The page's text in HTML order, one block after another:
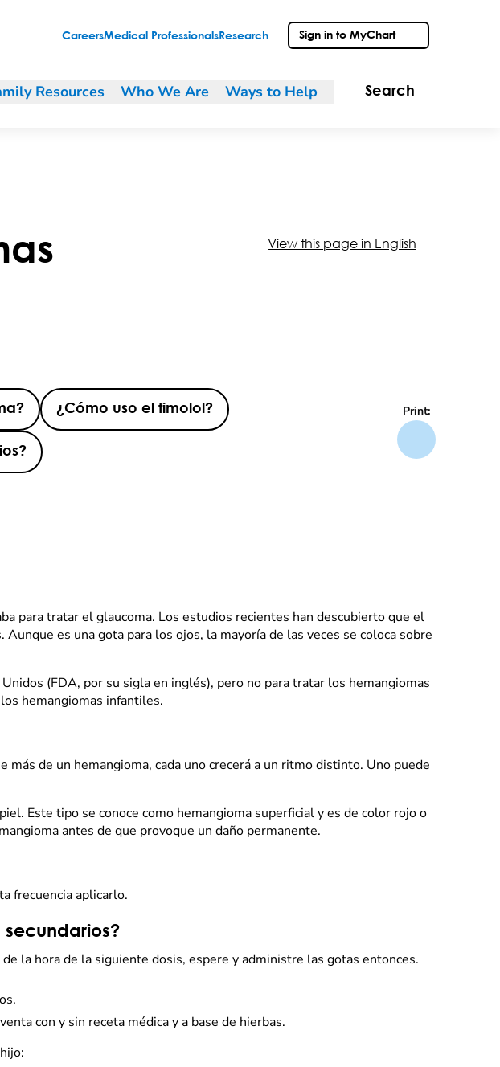
CareersMedical Professionals Research Sign in to MyChart
Resources Who We Are Ways to Help Search
View this page in English
¿Cómo uso el timolol? Print:
para tratar el glaucoma. Los estudios recientes han descubierto que el
es una gota para los ojos, la mayoría de las veces se coloca sobre
(FDA, por su sigla en inglés), pero no para tratar los hemangiomas
hemangiomas infantiles.
de un hemangioma, cada uno crecerá a un ritmo distinto. Uno puede
Este tipo se conoce como hemangioma superficial y es de color rojo o
antes de que provoque un daño permanente.
frecuencia aplicarlo.
la hora de la siguiente dosis, espere y administre las gotas entonces.
con y sin receta médica y a base de hierbas.